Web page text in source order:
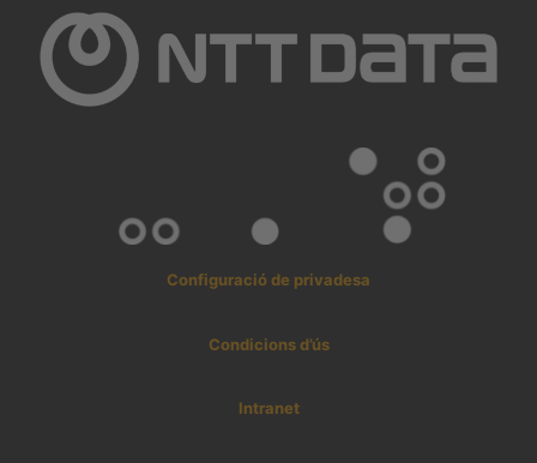
Configuració de privadesa
Condicions d’ús
Intranet